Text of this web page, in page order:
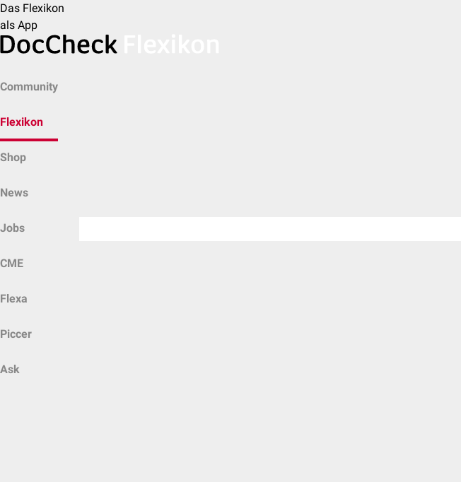
Das Flexikon
als App
Community
Flexikon
Shop
News
Jobs
CME
Flexa
Piccer
Ask